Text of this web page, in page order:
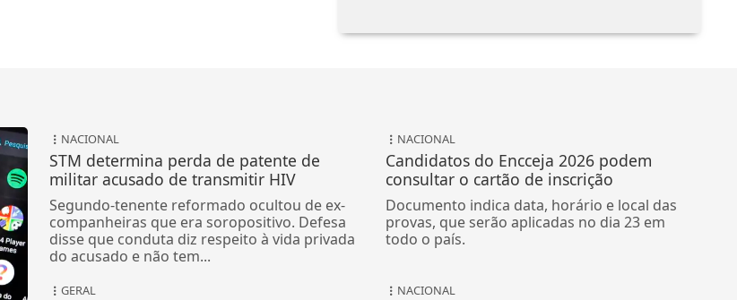
NACIONAL
STM determina perda de patente de
militar acusado de transmitir HIV
Segundo-tenente reformado ocultou de ex-
companheiras que era soropositivo. Defesa
disse que conduta diz respeito à vida privada
do acusado e não tem...
NACIONAL
Candidatos do Encceja 2026 podem
consultar o cartão de inscrição
Documento indica data, horário e local das
provas, que serão aplicadas no dia 23 em
todo o país.
GERAL NACIONAL